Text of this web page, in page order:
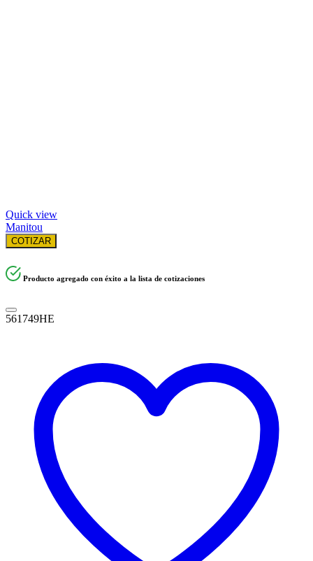
Quick view
Manitou
COTIZAR
Producto agregado con éxito a la lista de cotizaciones
561749HE